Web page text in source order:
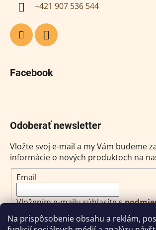
Na prispôsobenie obsahu a reklám,
+421 907 536 544
Facebook
Odoberať newsletter
Vložte svoj e-mail a my Vám budeme
informácie o nových produktoch na
Email
Vložením e-mailu súhlasíte s
ochrany osobných údajov